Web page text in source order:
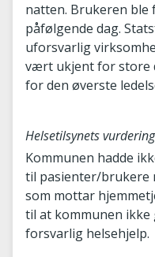
natten. Brukeren ble
påfølgende dag.
uforsvarlig
vært ukjent for store
for den øverste
Helsetilsynets vurdering
Kommunen hadde
til pasienter/brukere
som mottar
til at kommunen ikke
forsvarlig helsehjelp.